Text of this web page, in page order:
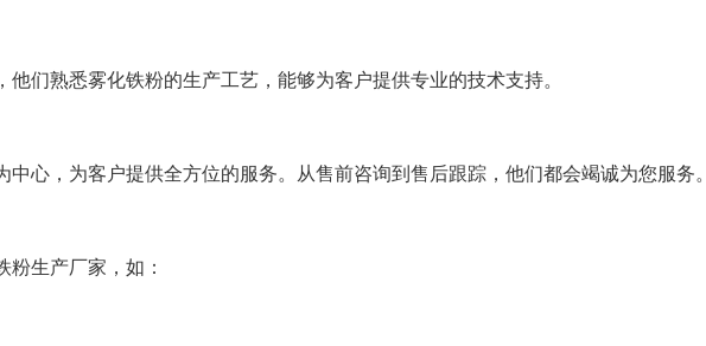
们熟悉雾化铁粉的生产工艺，能够为客户提供专业的技术支持。
心，为客户提供全方位的服务。从售前咨询到售后跟踪，他们都会竭诚为您服务。
生产厂家，如：